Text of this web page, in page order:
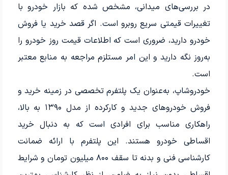
در بررسی‌های میدانی، مشخص شده که بازار خودرو با
تغییرات قیمتی سریع روبرو است. اگر قصد خرید یا فروش
خودرو دارید، ضروری است که اطلاعات قیمت روز خودرو را
به‌روز نگه دارید و این امر مستلزم مراجعه به منابع معتبر
است.
خودروشاپ، به‌عنوان یک پلتفرم تخصصی در زمینه خرید و
فروش خودروهای جدید و کارکرده از مدل ۱۳۹۰ به بالا،
راهکاری مناسب برای افرادی است که به دنبال خرید
اقساطی خودرو هستند. این پلتفرم با ارائه ضمانت
کارشناسی فنی و بدنه تا سقف ۸۰۰ میلیون تومان و شرایط